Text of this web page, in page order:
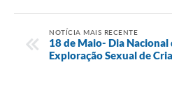
NOTÍCIA MAIS RECENTE
18 de Maio- Dia
Exploração Sexual de